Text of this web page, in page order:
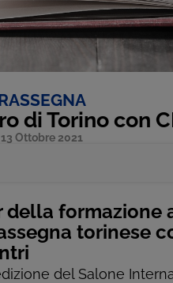
di Torino con
13 Ottobre 2021
formazione
torinese
del Salone